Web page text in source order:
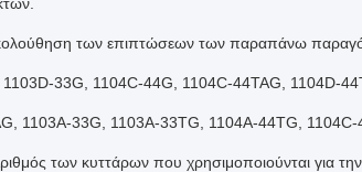
των επιπτώσεων των παραπάνω
33G, 1104C-44G, 1104C-44TAG, 1104D-
1103A-33G, 1103A-33TG, 1104A-44TG,
των κυττάρων που χρησιμοποιούνται για